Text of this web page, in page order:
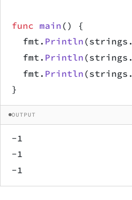
func main() {
	fmt.
Println(strings.
	fmt.
Println(strings.
	fmt.
Println(strings.
}
OUTPUT
-1
-1
-1